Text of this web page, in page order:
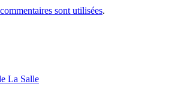
sont utilisées.
La Salle